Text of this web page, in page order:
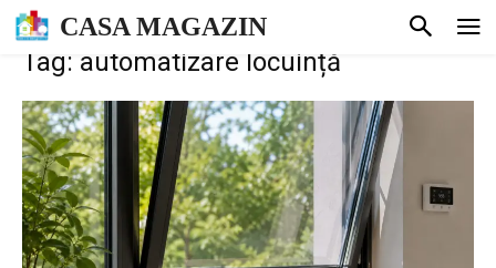
CASA MAGAZIN
Tag: automatizare locuință